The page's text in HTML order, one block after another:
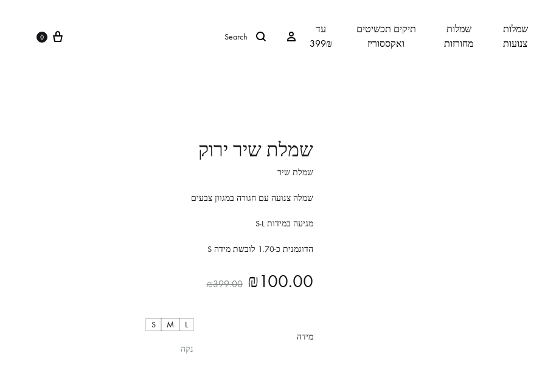
שמלות
צנועות
שמלות
מחורזות
תיקים תכשיטים
ואקססוריז
עד
399₪
0
שמלת שיר ירוק
שמלת שיר
שמלה צנועה עם חגורה במגוון צבעים
מגיעה במידות S-L
הדוגמנית כ-1.70 לובשת מידה S
₪100.00
₪399.00
מידה
L
M
S
נקה